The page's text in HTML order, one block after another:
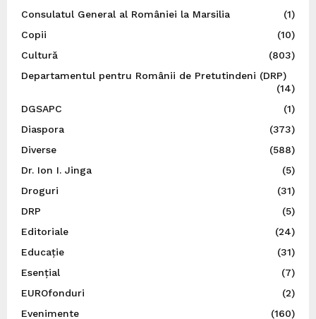
Consulatul General al României la Marsilia
(1)
Copii
(10)
Cultură
(803)
Departamentul pentru Românii de Pretutindeni (DRP)
(14)
DGSAPC
(1)
Diaspora
(373)
Diverse
(588)
Dr. Ion I. Jinga
(5)
Droguri
(31)
DRP
(5)
Editoriale
(24)
Educație
(31)
Esențial
(7)
EUROfonduri
(2)
Evenimente
(160)